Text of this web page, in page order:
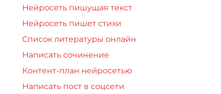
Нейросеть пишущая текст
Нейросеть пишет стихи
Список литературы онлайн
Написать сочинение
Контент-план нейросетью
Написать пост в соцсети